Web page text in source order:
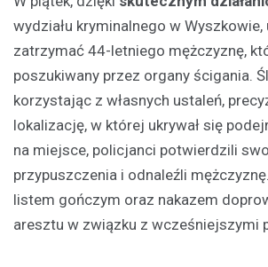
wydziału kryminalnego w Wyszkowie,
zatrzymać 44-letniego mężczyznę,
poszukiwany przez organy ścigania.
korzystając z własnych ustaleń,
lokalizację, w której ukrywał się
na miejsce, policjanci potwierdzili
przypuszczenia i odnaleźli
listem gończym oraz nakazem
aresztu w związku z wcześniejszymi